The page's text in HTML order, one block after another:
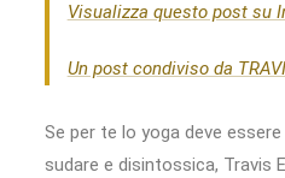
Visualizza questo post su
Un post condiviso da
Se per te lo yoga deve
sudare e disintossica, Travis